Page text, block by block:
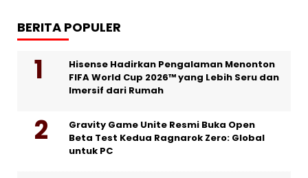
BERITA POPULER
Hisense Hadirkan Pengalaman Menonton
FIFA World Cup 2026™ yang Lebih Seru dan
Imersif dari Rumah
Gravity Game Unite Resmi Buka Open
Beta Test Kedua Ragnarok Zero: Global
untuk PC